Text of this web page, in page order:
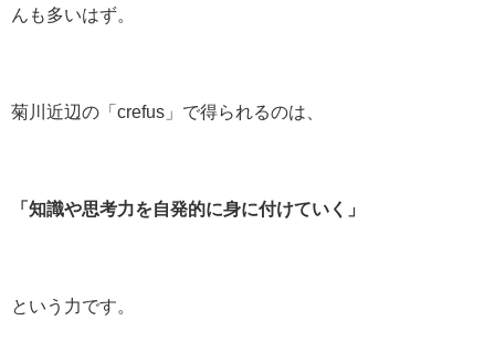
んも多いはず。
菊川近辺の「crefus」で得られるのは、
「知識や思考力を自発的に身に付けていく」
という力です。